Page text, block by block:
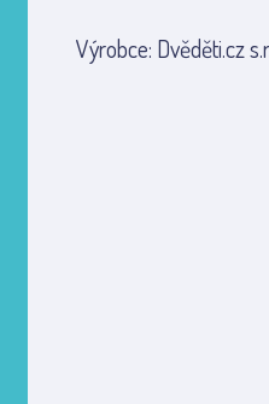
Výrobce: Dvěděti.cz